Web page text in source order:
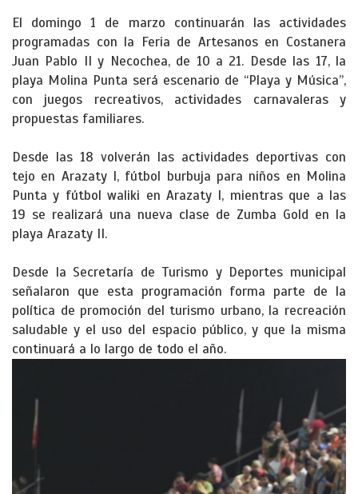
El domingo 1 de marzo continuarán las actividades
programadas con la Feria de Artesanos en Costanera
Juan Pablo II y Necochea, de 10 a 21. Desde las 17, la
playa Molina Punta será escenario de “Playa y Música”,
con juegos recreativos, actividades carnavaleras y
propuestas familiares.
Desde las 18 volverán las actividades deportivas con
tejo en Arazaty I, fútbol burbuja para niños en Molina
Punta y fútbol waliki en Arazaty I, mientras que a las
19 se realizará una nueva clase de Zumba Gold en la
playa Arazaty II.
Desde la Secretaría de Turismo y Deportes municipal
señalaron que esta programación forma parte de la
política de promoción del turismo urbano, la recreación
saludable y el uso del espacio público, y que la misma
continuará a lo largo de todo el año.